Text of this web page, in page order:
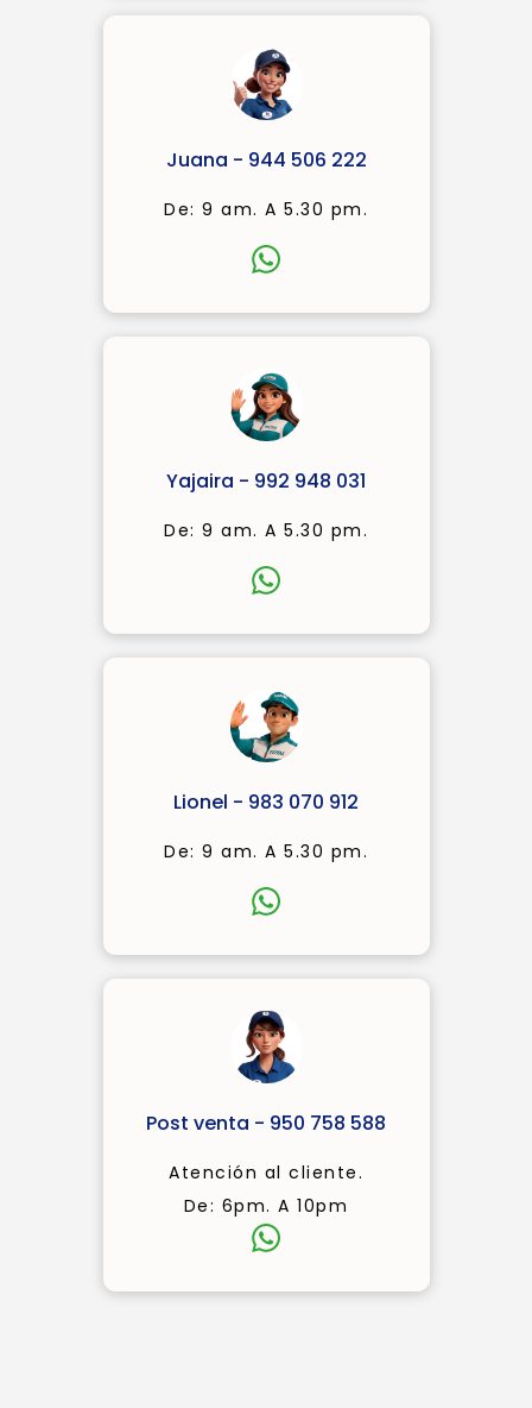
Juana - 944 506 222
De: 9 am. A 5.30 pm.
Yajaira - 992 948 031
De: 9 am. A 5.30 pm.
Lionel - 983 070 912
De: 9 am. A 5.30 pm.
Post venta - 950 758 588
Atención al cliente.
De: 6pm. A 10pm